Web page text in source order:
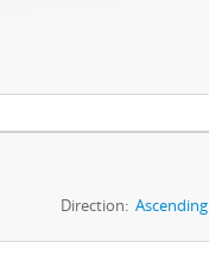
Direction: Ascending